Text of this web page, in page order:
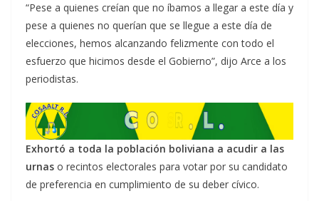
“Pese a quienes creían que no íbamos a llegar a este día y
pese a quienes no querían que se llegue a este día de
elecciones, hemos alcanzando felizmente con todo el
esfuerzo que hicimos desde el Gobierno”, dijo Arce a los
periodistas.
Exhortó a toda la población boliviana a acudir a las
urnas o recintos electorales para votar por su candidato
de preferencia en cumplimiento de su deber cívico.